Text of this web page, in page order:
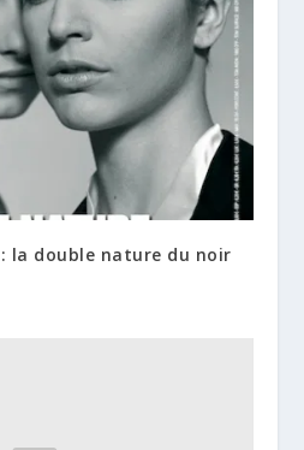
: la double nature du noir